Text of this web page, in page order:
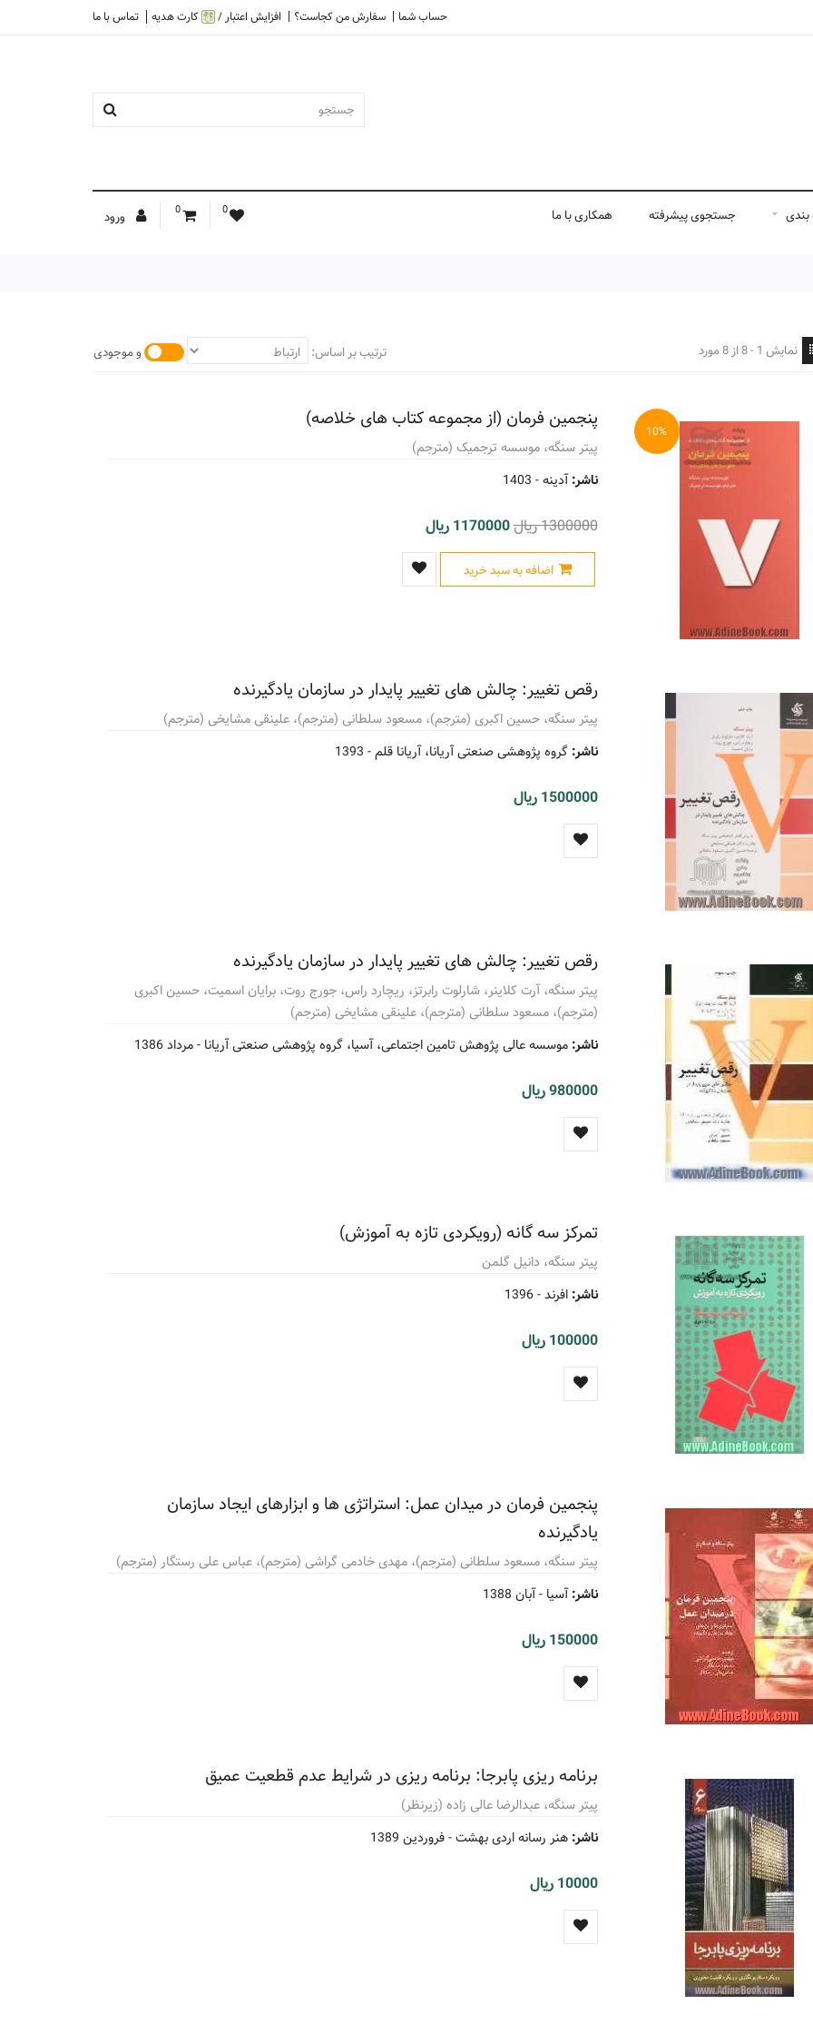
حساب شما سفارش من کجاست؟ افزایش اعتبار / کارت هدیه تماس با ما
0
0 ورود جستجوی پیشرفته همکاری با ما
ترتیب بر اساس: و موجودی نمایش 1 - 8 از 8 مورد
10% پنجمین فرمان (از مجموعه کتاب های خلاصه)
پیتر سنگه، موسسه ترجمیک (مترجم)
ناشر:آدینه - 1403
1300000 ریال 1170000 ریال
اضافه به سبد خرید
رقص تغییر: چالش های تغییر پایدار در سازمان یادگیرنده
پیتر سنگه، حسین اکبری (مترجم)، مسعود سلطانی (مترجم)، علینقی مشایخی (مترجم)
ناشر: گروه پژوهشی صنعتی آریانا، آریانا قلم - 1393
1500000 ریال
رقص تغییر: چالش های تغییر پایدار در سازمان یادگیرنده
پیتر سنگه، آرت کلاینر، شارلوت رابرتز، ریچارد راس، جورج روت، برایان اسمیت، حسین اکبری
(مترجم)، مسعود سلطانی (مترجم)، علینقی مشایخی (مترجم)
ناشر: موسسه عالی پژوهش تامین اجتماعی، آسیا، گروه پژوهشی صنعتی آریانا -مرداد 1386
980000 ریال
تمرکز سه گانه (رویکردی تازه به آموزش)
پیتر سنگه، دانیل گلمن
ناشر: افرند -1396
100000 ریال
پنجمین فرمان در میدان عمل: استراتژی ها و ابزارهای ایجاد سازمان
یادگیرنده
پیتر سنگه، مسعود سلطانی (مترجم)، مهدی خادمی گراشی (مترجم)، عباس علی رستگار (مترجم)
ناشر:آسیا -آبان 1388
150000 ریال
برنامه ریزی پابرجا: برنامه ریزی در شرایط عدم قطعیت عمیق
پیتر سنگه، عبدالرضا عالی زاده (زیرنظر)
ناشر: هنر رسانه اردی بهشت -فروردین 1389
10000 ریال